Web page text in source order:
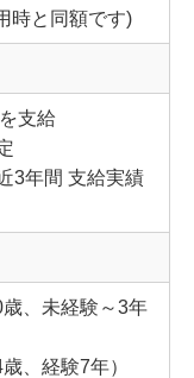
時と同額です)
支給
3年間 支給実績
、未経験～3年
、経験7年）